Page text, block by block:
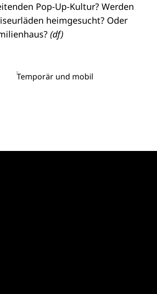
Pop-Up-Kultur? Werden
heimgesucht? Oder
(df)
Temporär und mobil